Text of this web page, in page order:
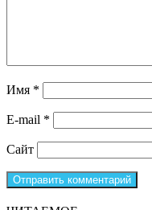
Имя *
E-mail *
Сайт